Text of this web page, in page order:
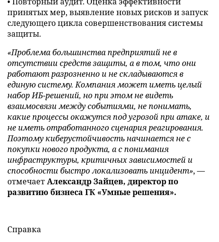
принятых мер, выявление новых рисков и запуск
следующего цикла совершенствования системы
защиты.
«Проблема большинства предприятий не в
отсутствии средств защиты, а в том, что они
работают разрозненно и не складываются в
единую систему. Компания может иметь целый
набор ИБ-решений, но при этом не видеть
взаимосвязи между событиями, не понимать,
какие процессы окажутся под угрозой при атаке, и
не иметь отработанного сценария реагирования.
Поэтому киберустойчивость начинается не с
покупки нового продукта, а с понимания
инфраструктуры, критичных зависимостей и
способности быстро локализовать инцидент», —
отмечаетАлександр Зайцев, директор по
развитию бизнеса ГК «Умные решения».
Справка